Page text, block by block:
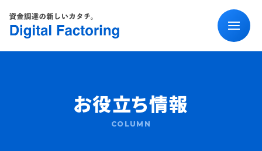
お役立ち情報
COLUMN